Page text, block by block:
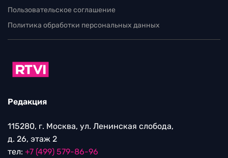
Пользовательское соглашение
Политика обработки персональных данных
Редакция
115280, г. Москва, ул. Ленинская слобода,
д. 26, этаж 2
тел: +7 (499) 579-86-96